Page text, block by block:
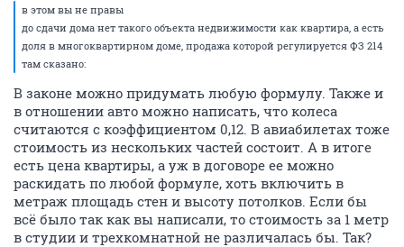
в этом вы не правы
до сдачи дома нет такого объекта недвижимости как квартира, а есть
доля в многоквартирном доме, продажа которой регулируется ФЗ 214
там сказано:
В законе можно придумать любую формулу. Также и
в отношении авто можно написать, что колеса
считаются с коэффициентом 0,12. В авиабилетах тоже
стоимость из нескольких частей состоит. А в итоге
есть цена квартиры, а уж в договоре ее можно
раскидать по любой формуле, хоть включить в
метраж площадь стен и высоту потолков. Если бы
всё было так как вы написали, то стоимость за 1 метр
в студии и трехкомнатной не различалась бы. Так?